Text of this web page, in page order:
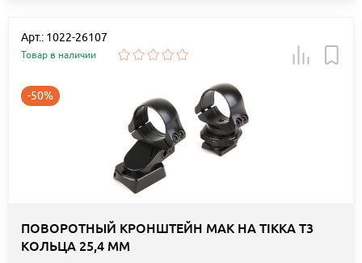
Арт.: 1022-26107
Товар в наличии
-50%
ПОВОРОТНЫЙ КРОНШТЕЙН MAK НА TIKKA T3
КОЛЬЦА 25,4 ММ